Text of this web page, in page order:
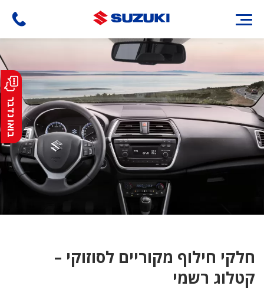
לתוכן
העיקרי
חלקי חילוף מקוריים לסוזוקי –
קטלוג רשמי
בואו נדבר